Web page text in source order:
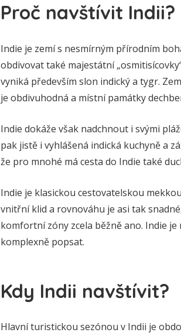
Proč navštívit Indii?
Indie je zemí s nesmírným přírodním
obdivovat také majestátní
vyniká především slon indický a tygr.
je obdivuhodná a místní památky
Indie dokáže však nadchnout i svými
pak jistě i vyhlášená indická kuchyně a
že pro mnohé má cesta do Indie také
Indie je klasickou cestovatelskou
vnitřní klid a rovnováhu je asi tak
komfortní zóny zcela běžně ano. Indie
komplexně popsat.
Kdy Indii navštívit?
Hlavní turistickou sezónou v Indii je